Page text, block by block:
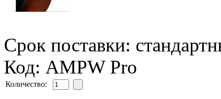
Срок поставки:
Код: AMPW Pro
Количество: